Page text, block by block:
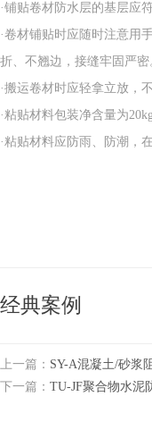
·铺贴卷材防水层的基层应
·卷材铺贴时应随时注意用
折、不翘边，接缝牢固严密
·搬运卷材时应轻拿立放，
·粘贴材料包装净含量为
·粘贴材料应防雨、防潮，
经典案例
上一篇： SY-A混凝土/砂浆
下一篇： TU-JF聚合物水泥